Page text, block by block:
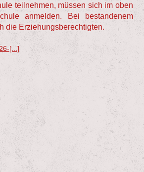
teilnehmen, müssen sich im oben
anmelden. Bei bestandenem
die Erziehungsberechtigten.
[...]